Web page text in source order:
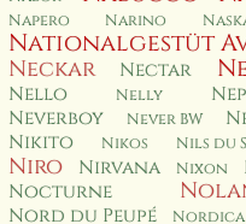
Napero Narino
Nationalgestüt
Neckar Nectar
Nello
Nelly
Neverboy Never BW
Nikito
Nikos Nils du
Niro Nirvana Nixon
Nocturne
Nord du Peupé Nordica